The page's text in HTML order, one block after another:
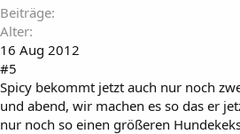
Beiträge
Alter
16 Aug 2012
#5
Spicy bekommt jetzt auch nur noch
und abend, wir machen es so das er
nur noch so einen größeren